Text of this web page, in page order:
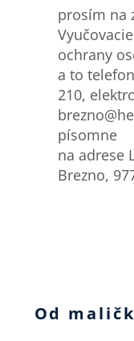
prosím na
ochrany
a to
210,
písomne
na adrese
Brezno,
Od